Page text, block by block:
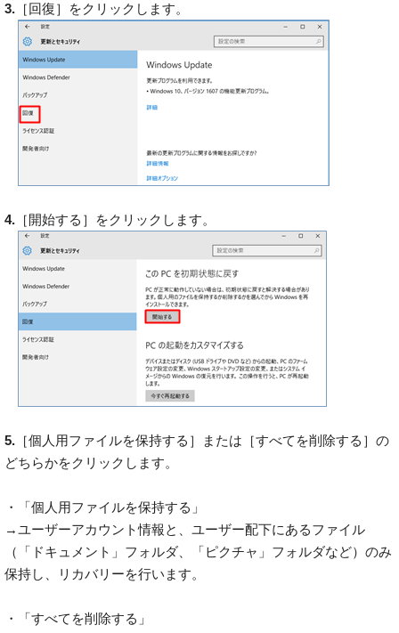
3. ［回復］をクリックします。
4. ［開始する］をクリックします。
5. ［個人用ファイルを保持する］または［すべてを削除する］の
どちらかをクリックします。
・「個人用ファイルを保持する」
→ユーザーアカウント情報と、ユーザー配下にあるファイル
（「ドキュメント」フォルダ、「ピクチャ」フォルダなど）のみ
保持し、リカバリーを行います。
・「すべてを削除する」